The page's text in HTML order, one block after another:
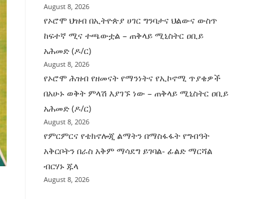
August 8, 2026
የኦሮሞ ህዝብ በኢትዮጵያ ሀገር ግንባታና ህልውና ውስጥ
ከፍተኛ ሚና ተጫውቷል – ጠቅላይ ሚኒስትር ዐቢይ
አሕመድ (ዶ/ር)
August 8, 2026
የኦሮሞ ሕዝብ የዘመናት የማንነትና የኢኮኖሚ ጥያቄዎች
በአሁኑ ወቅት ምላሽ እያገኙ ነው – ጠቅላይ ሚኒስትር ዐቢይ
አሕመድ (ዶ/ር)
August 8, 2026
የምርምርና የቴክኖሎጂ ልማትን በማስፋፋት የግብዓት
አቅርቦትን በራስ አቅም ማሳደግ ይገባል- ፊልድ ማርሻል
ብርሃኑ ጁላ
August 8, 2026